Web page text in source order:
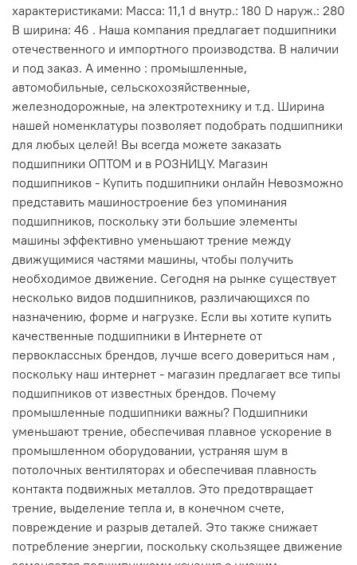
характеристиками: Масса: 11,1 d внутр.: 180 D наруж.: 280
В ширина: 46 . Наша компания предлагает подшипники
отечественного и импортного производства. В наличии
и под заказ. А именно : промышленные,
автомобильные, сельскохозяйственные,
железнодорожные, на электротехнику и т.д. Ширина
нашей номенклатуры позволяет подобрать подшипники
для любых целей! Вы всегда можете заказать
подшипники ОПТОМ и в РОЗНИЦУ. Магазин
подшипников - Купить подшипники онлайн Невозможно
представить машиностроение без упоминания
подшипников, поскольку эти большие элементы
машины эффективно уменьшают трение между
движущимися частями машины, чтобы получить
необходимое движение. Сегодня на рынке существует
несколько видов подшипников, различающихся по
назначению, форме и нагрузке. Если вы хотите купить
качественные подшипники в Интернете от
первоклассных брендов, лучше всего довериться нам ,
поскольку наш интернет - магазин предлагает все типы
подшипников от известных брендов. Почему
промышленные подшипники важны? Подшипники
уменьшают трение, обеспечивая плавное ускорение в
промышленном оборудовании, устраняя шум в
потолочных вентиляторах и обеспечивая плавность
контакта подвижных металлов. Это предотвращает
трение, выделение тепла и, в конечном счете,
повреждение и разрыв деталей. Это также снижает
потребление энергии, поскольку скользящее движение